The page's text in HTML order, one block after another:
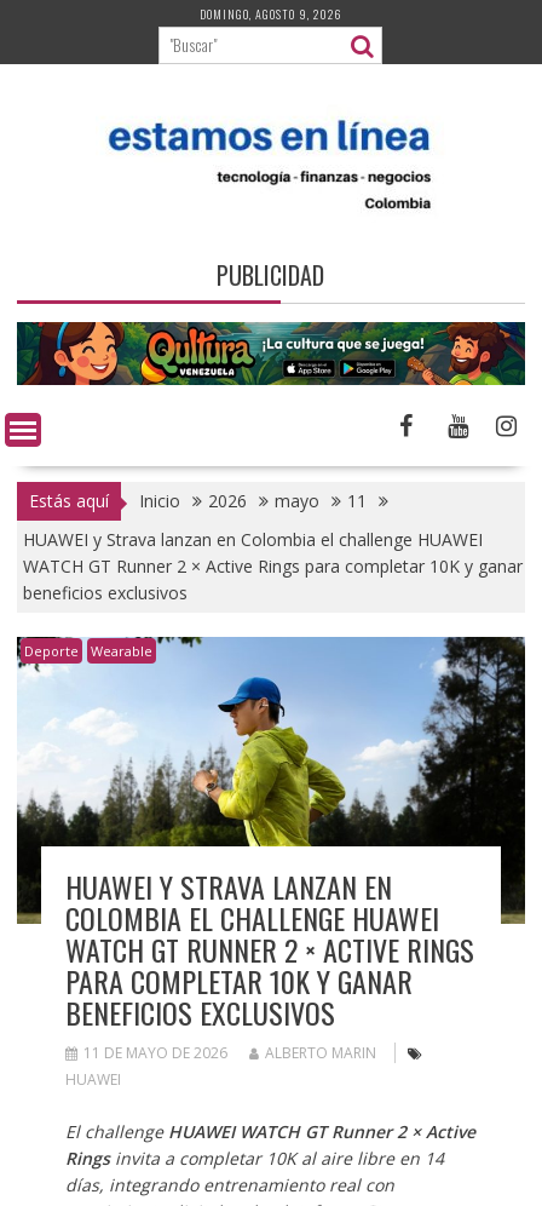
contenido
DOMINGO, AGOSTO 9, 2026
PUBLICIDAD
Estás aquí Inicio 2026 mayo
11
HUAWEI y Strava lanzan en Colombia el challenge HUAWEI
WATCH GT Runner 2 × Active Rings para completar 10K y ganar
beneficios exclusivos
Deporte Wearable
HUAWEI Y STRAVA LANZAN EN
COLOMBIA EL CHALLENGE HUAWEI
WATCH GT RUNNER 2 × ACTIVE RINGS
PARA COMPLETAR 10K Y GANAR
BENEFICIOS EXCLUSIVOS
11 DE MAYO DE 2026
ALBERTO MARIN
HUAWEI
El challenge HUAWEI WATCH GT Runner 2 × Active
Ringsinvita a completar 10K al aire libre en 14
días, integrando entrenamiento real con